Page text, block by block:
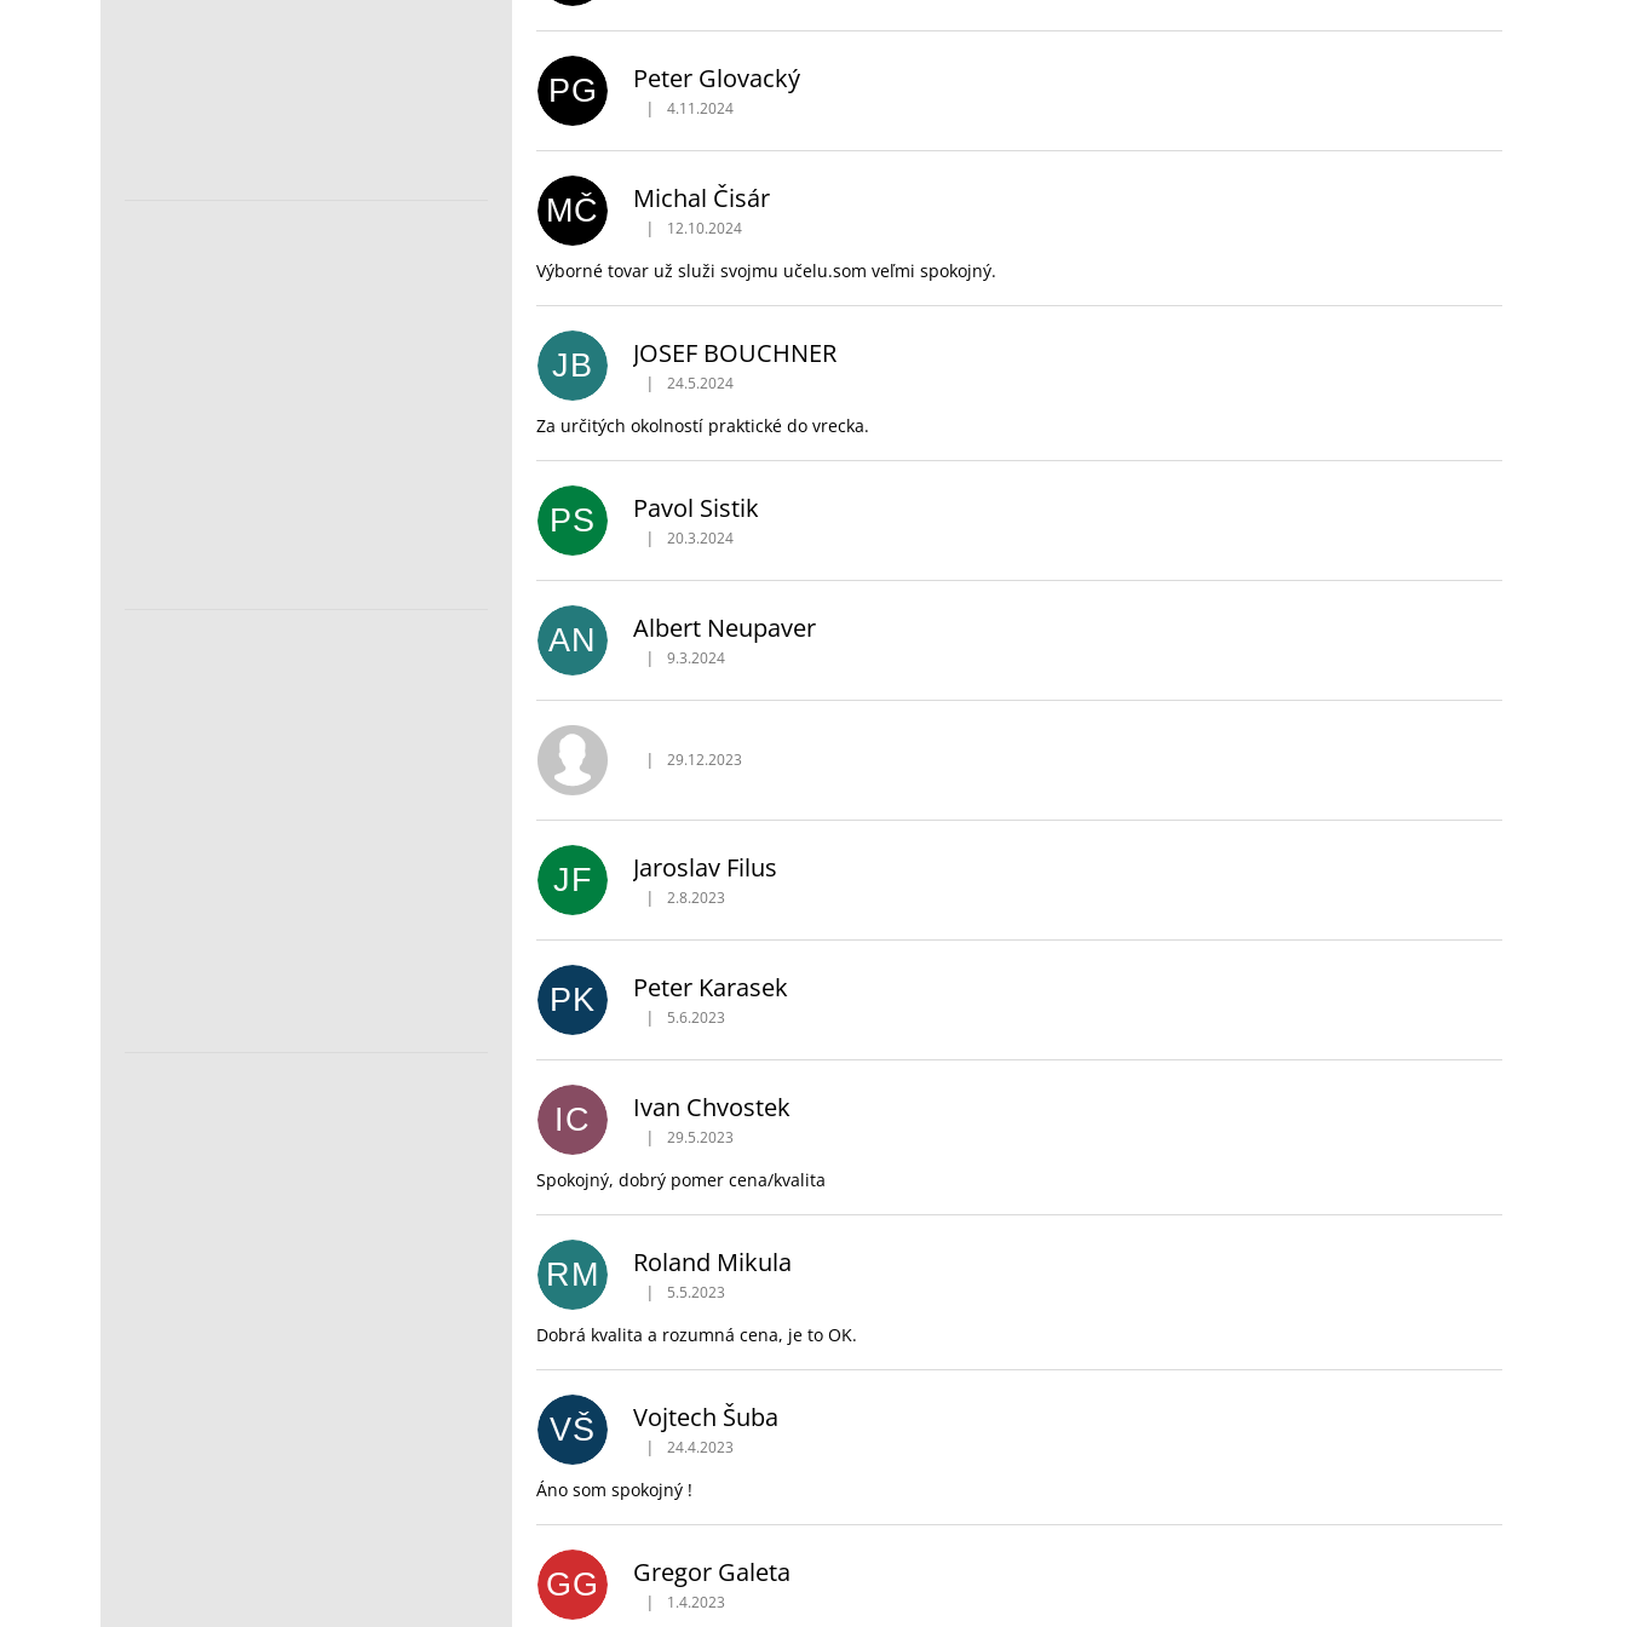
PG Peter Glovacký
Hodnotenie obchodu je 5 z 5 hviezdičiek.
| 4.11.2024
MČ Michal Čisár
Hodnotenie obchodu je 5 z 5 hviezdičiek.
| 12.10.2024
Výborné tovar už služi svojmu učelu.som veľmi spokojný.
JB JOSEF BOUCHNER
Hodnotenie obchodu je 5 z 5 hviezdičiek.
| 24.5.2024
Za určitých okolností praktické do vrecka.
PS Pavol Sistik
Hodnotenie obchodu je 5 z 5 hviezdičiek.
| 20.3.2024
AN Albert Neupaver
Hodnotenie obchodu je 5 z 5 hviezdičiek.
| 9.3.2024
Hodnotenie obchodu je 5 z 5 hviezdičiek.
| 29.12.2023
JF Jaroslav Filus
Hodnotenie obchodu je 5 z 5 hviezdičiek.
| 2.8.2023
PK Peter Karasek
Hodnotenie obchodu je 5 z 5 hviezdičiek.
| 5.6.2023
IC Ivan Chvostek
Hodnotenie obchodu je 5 z 5 hviezdičiek.
| 29.5.2023
Spokojný, dobrý pomer cena/kvalita
RM Roland Mikula
Hodnotenie obchodu je 5 z 5 hviezdičiek.
| 5.5.2023
Dobrá kvalita a rozumná cena, je to OK.
VŠ Vojtech Šuba
Hodnotenie obchodu je 5 z 5 hviezdičiek.
| 24.4.2023
Áno som spokojný !
GG Gregor Galeta
Hodnotenie obchodu je 5 z 5 hviezdičiek.
| 1.4.2023